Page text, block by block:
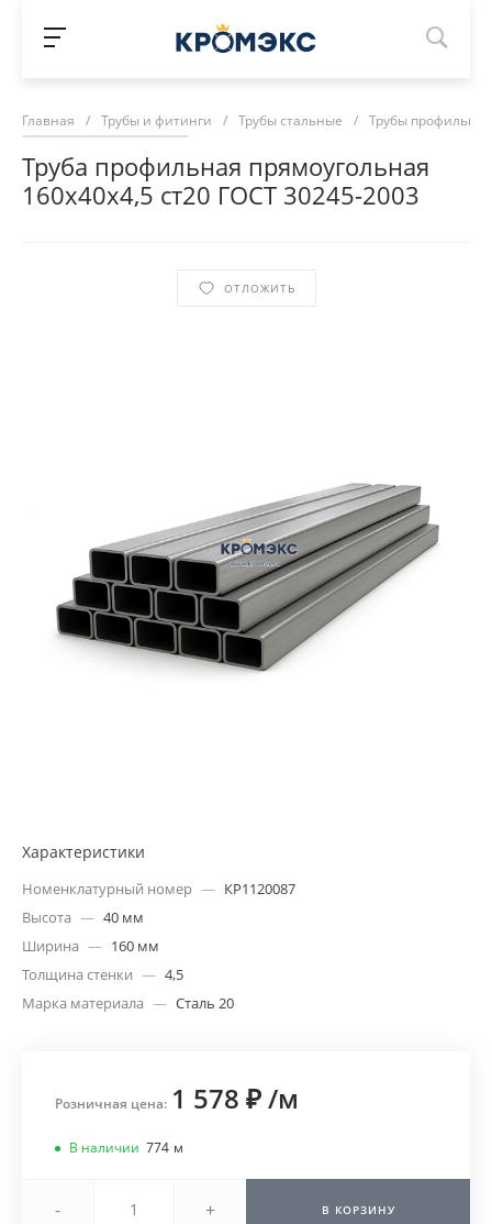
Главная / Трубы и фитинги / Трубы стальные / Трубы
Труба профильная прямоугольная
160х40х4,5 ст20 ГОСТ 30245-2003
ОТЛОЖИТЬ
Характеристики
Номенклатурный номер — КР1120087
Высота — 40 мм
Ширина — 160 мм
Толщина стенки — 4,5
Марка материала — Сталь 20
Розничная цена: 1 578 ₽/м
В наличии 774 м
- + В КОРЗИНУ